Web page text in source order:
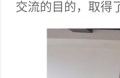
交流的目的，取得